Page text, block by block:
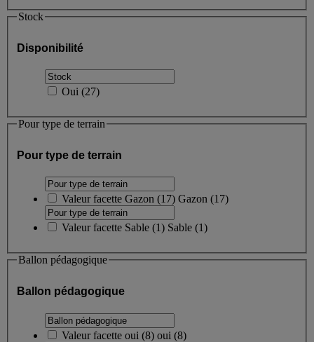
Stock
Disponibilité
Oui (27)
Pour type de terrain
Pour type de terrain
Valeur facette Gazon (17) Gazon (17)
Valeur facette Sable (1) Sable (1)
Ballon pédagogique
Ballon pédagogique
Valeur facette oui (8) oui (8)